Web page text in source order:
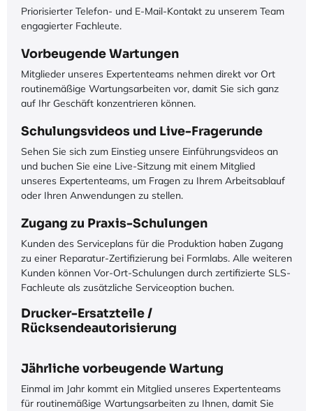
Priorisierter Telefon- und E-Mail-Kontakt zu unserem Team
engagierter Fachleute.
Vorbeugende Wartungen
Mitglieder unseres Expertenteams nehmen direkt vor Ort
routinemäßige Wartungsarbeiten vor, damit Sie sich ganz
auf Ihr Geschäft konzentrieren können.
Schulungsvideos und Live-Fragerunde
Sehen Sie sich zum Einstieg unsere Einführungsvideos an
und buchen Sie eine Live-Sitzung mit einem Mitglied
unseres Expertenteams, um Fragen zu Ihrem Arbeitsablauf
oder Ihren Anwendungen zu stellen.
Zugang zu Praxis-Schulungen
Kunden des Serviceplans für die Produktion haben Zugang
zu einer Reparatur-Zertifizierung bei Formlabs. Alle weiteren
Kunden können Vor-Ort-Schulungen durch zertifizierte SLS-
Fachleute als zusätzliche Serviceoption buchen.
Drucker-Ersatzteile /
Rücksendeautorisierung
Jährliche vorbeugende Wartung
Einmal im Jahr kommt ein Mitglied unseres Expertenteams
für routinemäßige Wartungsarbeiten zu Ihnen, damit Sie